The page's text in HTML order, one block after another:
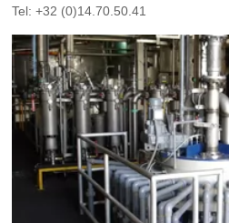
Tel: +32 (0)14.70.50.41